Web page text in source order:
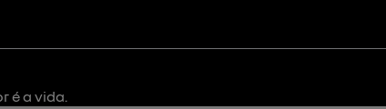
é a vida.